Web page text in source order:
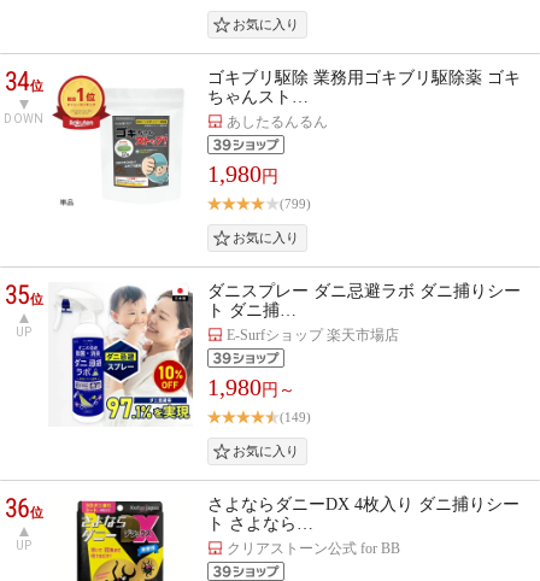
34位
DOWN
ゴキブリ駆除 業務用ゴキブリ駆除薬 ゴキ
ちゃんスト…
あしたるんるん
1,980円
(799)
35位
UP
ダニスプレー ダニ忌避ラボ ダニ捕りシー
ト ダニ捕…
E-Surfショップ 楽天市場店
1,980円～
(149)
36位
UP
さよならダニーDX 4枚入り ダニ捕りシー
ト さよなら…
クリアストーン公式 for BB